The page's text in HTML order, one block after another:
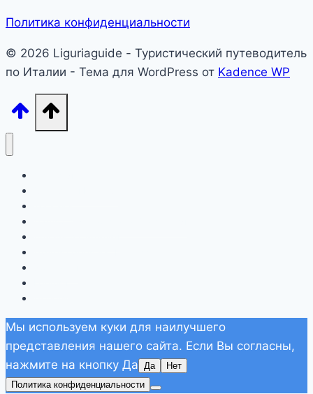
Политика конфиденциальности
© 2026 Liguriaguide - Туристический путеводитель
по Италии - Тема для WordPress от Kadence WP
Мы используем куки для наилучшего
представления нашего сайта. Если Вы согласны,
нажмите на кнопку Да
Да
Нет
Политика конфиденциальности